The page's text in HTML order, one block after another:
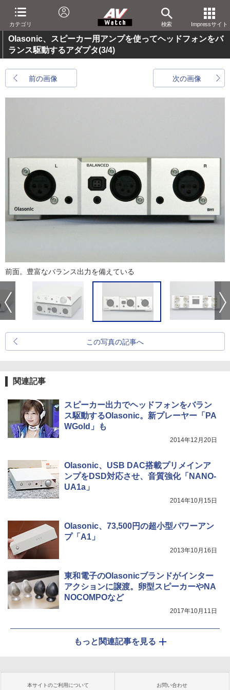
カテゴリ 検索 Impressサイト
Olasonic、スピーカー用アンプを使ってヘッドフォンをバ
ランス駆動するアダプタ(3/4)
前の画像 次の画像
前面。豊富なバランス出力を備えている
この写真の記事へ
関連記事
スピーカー出力でヘッドフォンをバラン
ス駆動するOlasonic。新プレーヤー「PA
WGold」も
2014年12月20日
Olasonic、USB DAC搭載プリメインア
ンプをDSD対応させ、音質強化「NANO-
UA1a」
2014年10月15日
Olasonic、73,500円の超小型パワーアン
プ「A1」
2013年10月16日
東和電子のOlasonicブランドがインター
アクションに譲渡。卵型スピーカーやNA
NOCOMPOなど
2017年10月11日
もっと関連記事を見る
本サイトのご利用について お問い合わせ